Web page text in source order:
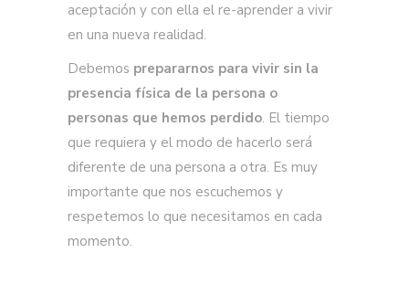
aceptación y con ella el re-aprender a vivir
en una nueva realidad.
Debemos prepararnos para vivir sin la
presencia física de la persona o
personas que hemos perdido. El tiempo
que requiera y el modo de hacerlo será
diferente de una persona a otra. Es muy
importante que nos escuchemos y
respetemos lo que necesitamos en cada
momento.